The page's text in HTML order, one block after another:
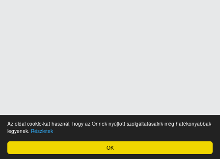
OK
Az oldal cookie-kat használ, hogy az Önnek nyújtott szolgáltatásaink még hatékonyabbak
legyenek. Részletek